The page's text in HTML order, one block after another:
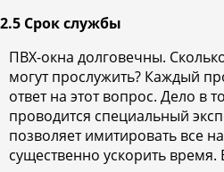
2.5 Срок службы
ПВХ-окна долговечны.
могут прослужить? Каждый
ответ на этот вопрос. Дело в
проводится специальный
позволяет имитировать все
существенно ускорить